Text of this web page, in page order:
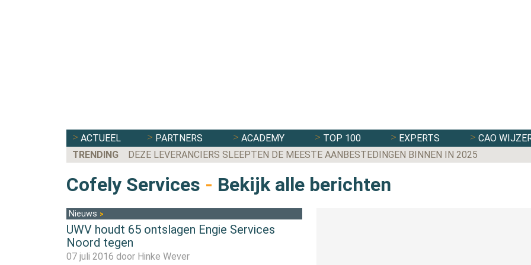
ACTUEEL PARTNERS ACADEMY TOP 100 EXPERTS
CAO
TRENDING
DEZE LEVERANCIERS SLEEPTEN DE MEESTE AANBESTEDINGEN BINNEN IN 2025
Cofely Services - Bekijk alle berichten
Nieuws
UWV houdt 65 ontslagen Engie Services
Noord tegen
07 juli 2016 door Hinke Wever